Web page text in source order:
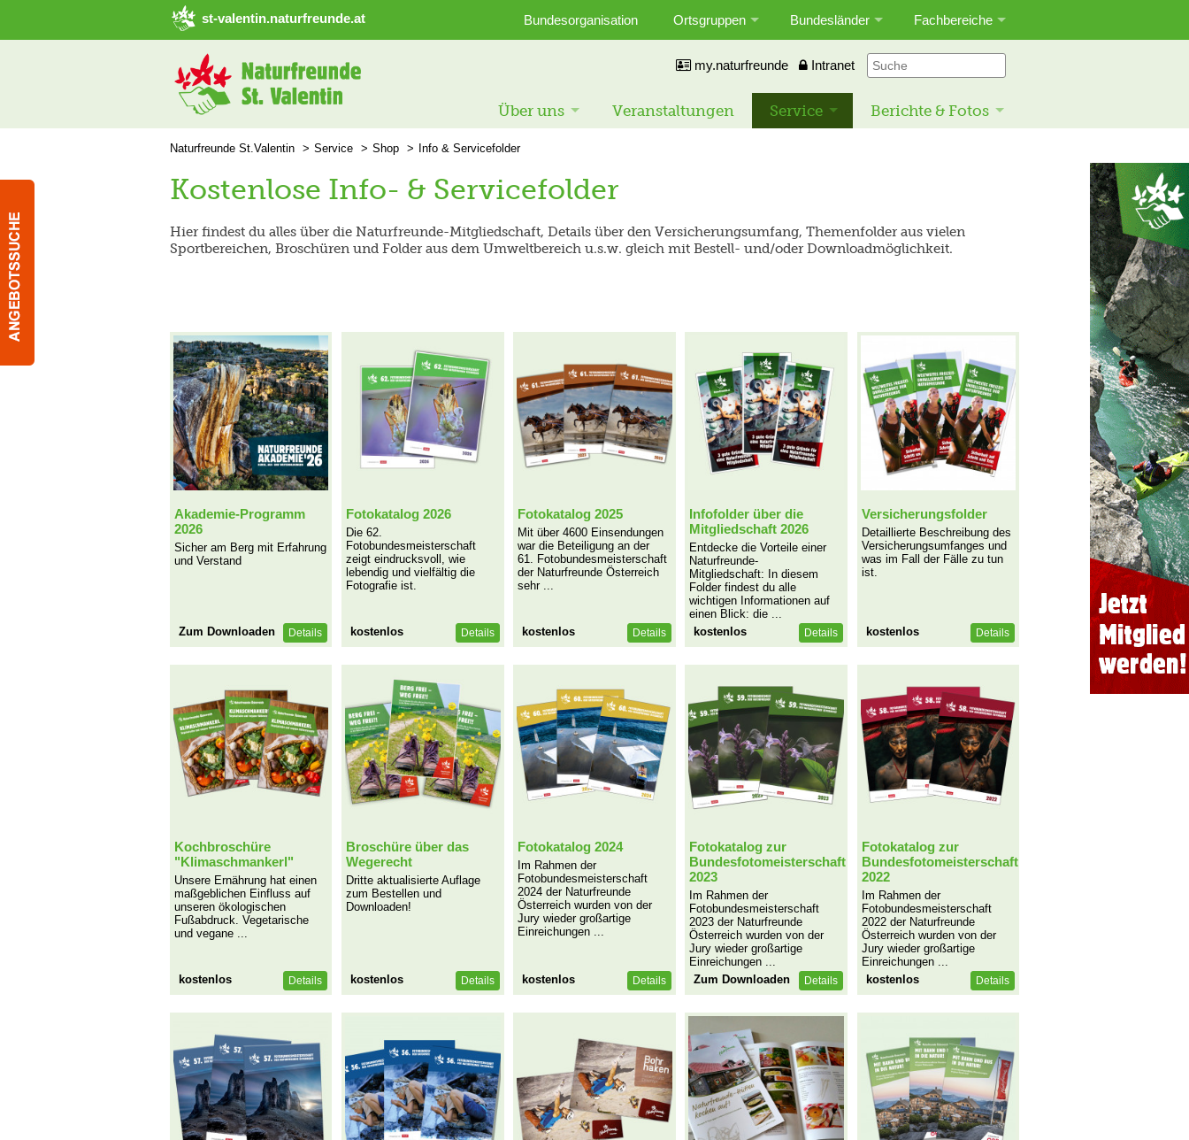
➜ Hauptregion der Seite anspringen
st-valentin.naturfreunde.at Bundesorganisation Ortsgruppen Bundesländer Fachbereiche
my.naturfreunde Intranet
Über uns Veranstaltungen Service Berichte & Fotos
Naturfreunde St.Valentin Service Shop Info & Servicefolder
Kostenlose Info- & Servicefolder
Hier findest du alles über die Naturfreunde-Mitgliedschaft, Details über den Versicherungsumfang, Themenfolder aus vielen
Sportbereichen, Broschüren und Folder aus dem Umweltbereich u.s.w. gleich mit Bestell- und/oder Downloadmöglichkeit.
Akademie-Programm
2026
Sicher am Berg mit Erfahrung
und Verstand
Zum Downloaden Details
Fotokatalog 2026
Die 62.
Fotobundesmeisterschaft
zeigt eindrucksvoll, wie
lebendig und vielfältig die
Fotografie ist.
kostenlos Details
Fotokatalog 2025
Mit über 4600 Einsendungen
war die Beteiligung an der
61. Fotobundesmeisterschaft
der Naturfreunde Österreich
sehr ...
kostenlos Details
Infofolder über die
Mitgliedschaft 2026
Entdecke die Vorteile einer
Naturfreunde-
Mitgliedschaft: In diesem
Folder findest du alle
wichtigen Informationen auf
einen Blick: die ...
kostenlos
Details
Versicherungsfolder
Detaillierte Beschreibung des
Versicherungsumfanges und
was im Fall der Fälle zu tun
ist.
kostenlos Details
Kochbroschüre
"Klimaschmankerl"
Unsere Ernährung hat einen
maßgeblichen Einfluss auf
unseren ökologischen
Fußabdruck. Vegetarische
und vegane ...
kostenlos Details
Broschüre über das
Wegerecht
Dritte aktualisierte Auflage
zum Bestellen und
Downloaden!
kostenlos Details
Fotokatalog 2024
Im Rahmen der
Fotobundesmeisterschaft
2024 der Naturfreunde
Österreich wurden von der
Jury wieder großartige
Einreichungen ...
kostenlos Details
Fotokatalog zur
Bundesfotomeisterschaft
2023
Im Rahmen der
Fotobundesmeisterschaft
2023 der Naturfreunde
Österreich wurden von der
Jury wieder großartige
Einreichungen ...
Zum Downloaden
Details
Fotokatalog zur
Bundesfotomeisterschaft
2022
Im Rahmen der
Fotobundesmeisterschaft
2022 der Naturfreunde
Österreich wurden von der
Jury wieder großartige
Einreichungen ...
kostenlos
Details